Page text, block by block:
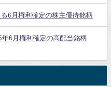
6月権利確定の株主優待銘柄
年6月権利確定の高配当銘柄